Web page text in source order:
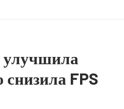
улучшила
снизила FPS